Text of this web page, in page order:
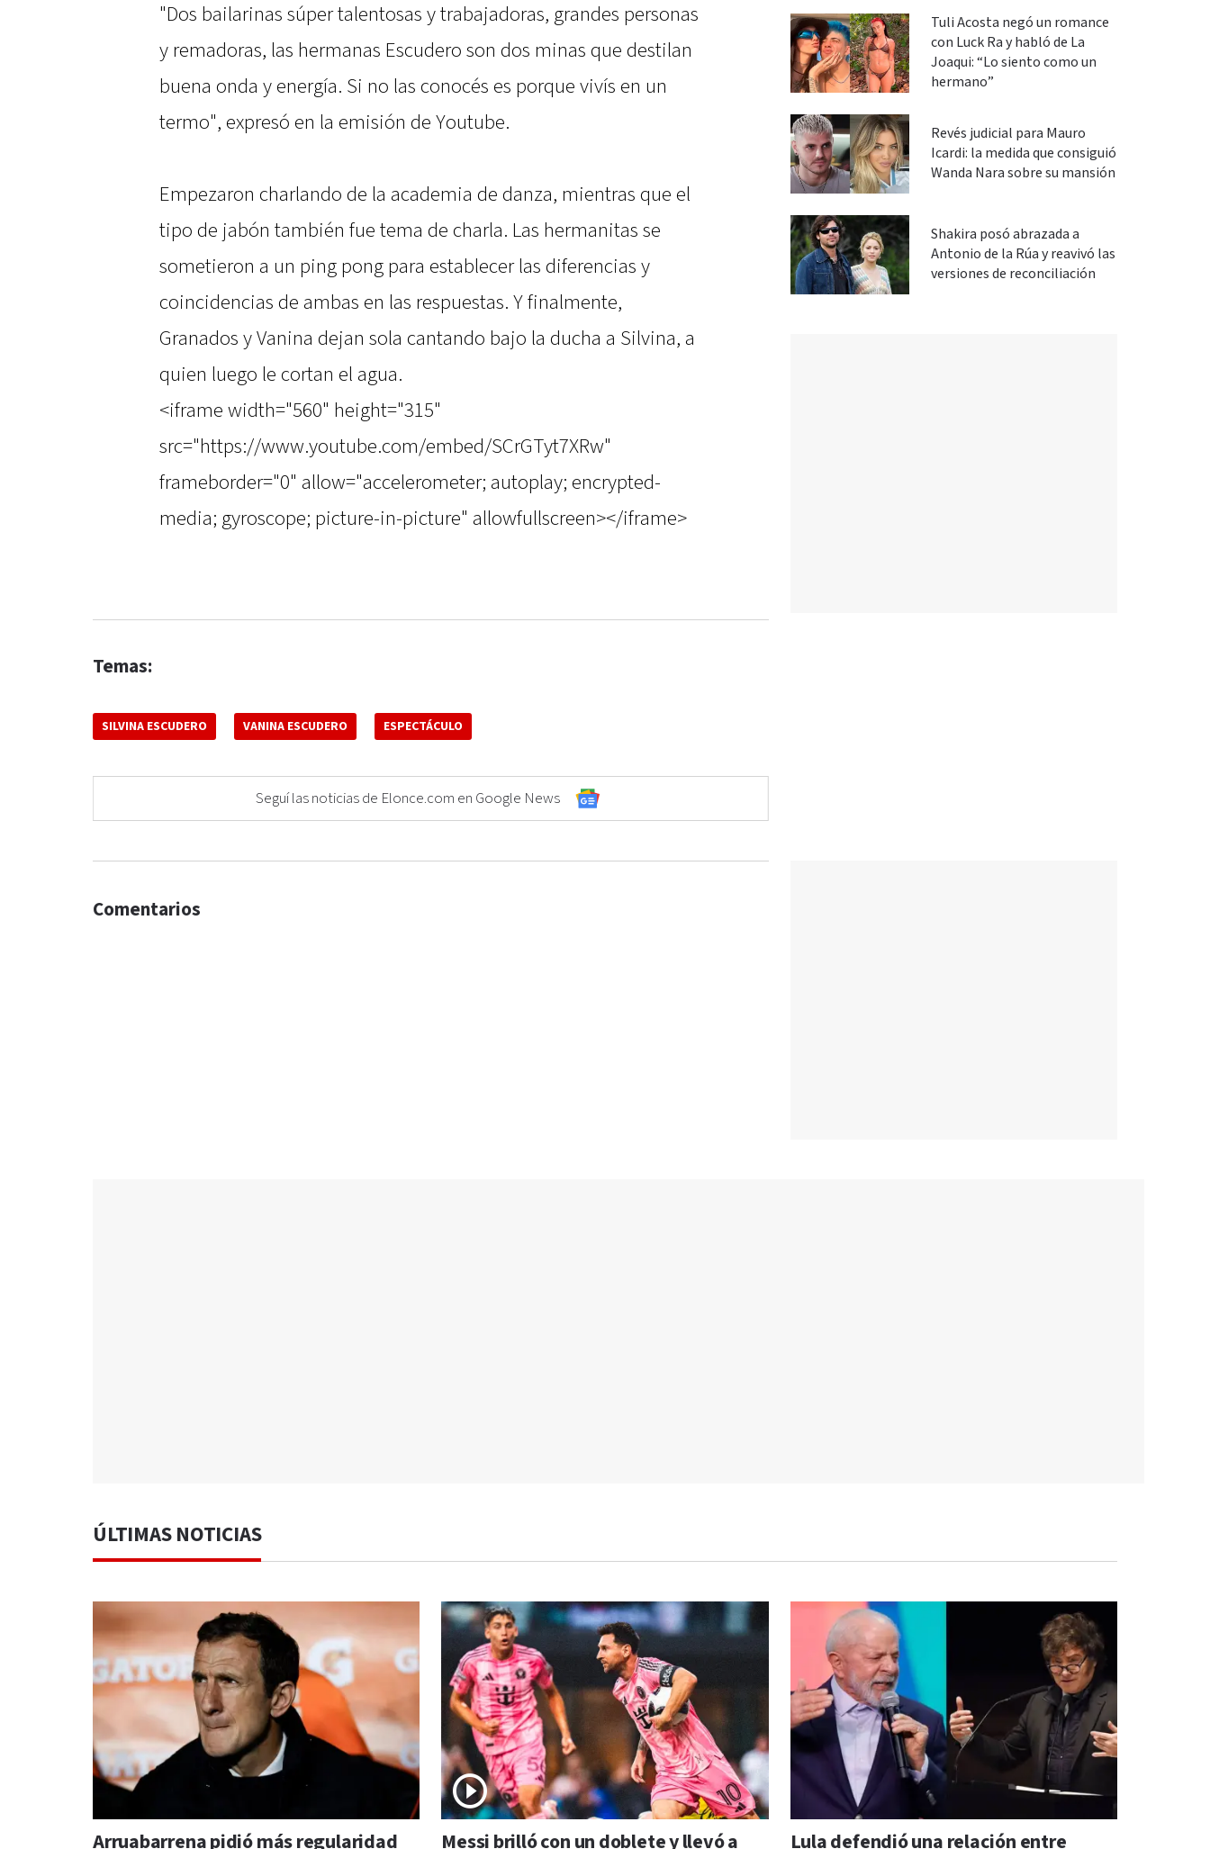
"Dos bailarinas súper talentosas y trabajadoras, grandes personas
y remadoras, las hermanas Escudero son dos minas que destilan
buena onda y energía. Si no las conocés es porque vivís en un
termo", expresó en la emisión de Youtube.
Empezaron charlando de la academia de danza, mientras que el
tipo de jabón también fue tema de charla. Las hermanitas se
sometieron a un ping pong para establecer las diferencias y
coincidencias de ambas en las respuestas. Y finalmente,
Granados y Vanina dejan sola cantando bajo la ducha a Silvina, a
quien luego le cortan el agua.
<iframe width="560" height="315"
src="https://www.youtube.com/embed/SCrGTyt7XRw"
frameborder="0" allow="accelerometer; autoplay; encrypted-
media; gyroscope; picture-in-picture" allowfullscreen></iframe>
Temas:
SILVINA ESCUDERO VANINA ESCUDERO ESPECTÁCULO
Seguí las noticias de Elonce.com en Google News
Tuli Acosta negó un romance
con Luck Ra y habló de La
Joaqui: “Lo siento como un
hermano”
Revés judicial para Mauro
Icardi: la medida que consiguió
Wanda Nara sobre su mansión
Shakira posó abrazada a
Antonio de la Rúa y reavivó las
versiones de reconciliación
Comentarios
ÚLTIMAS NOTICIAS
Arruabarrena pidió más regularidad Messi brilló con un doblete y llevó a Lula defendió una relación entre